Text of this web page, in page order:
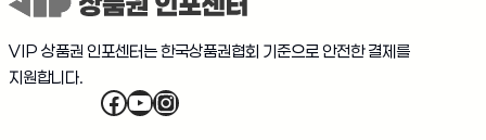
VIP 상품권 인포센터는 한국상품권협회 기준으로 안전한 결제를
지원합니다.
Facebook
YouTube
Instagram